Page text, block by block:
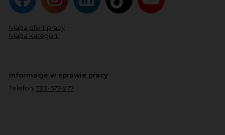
Mapa ofert pracy
Mapa kategorii
Informacje w sprawie pracy
Telefon: 793-577-977